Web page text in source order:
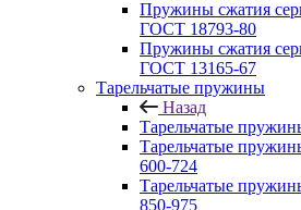
Пружины сжатия
ГОСТ 18793‑80
Пружины сжатия
ГОСТ 13165‑67
Тарельчатые пружины
Назад
Тарельчатые
Тарельчатые
600-724
Тарельчатые
850-975